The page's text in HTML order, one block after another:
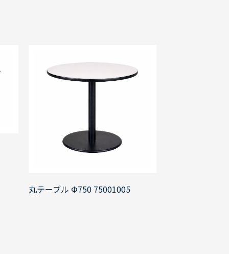
丸テーブル Φ750 75001005